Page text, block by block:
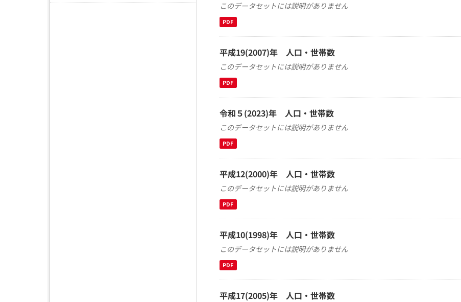
このデータセットには説明がありません
PDF
平成19(2007)年 人口・世帯数
このデータセットには説明がありません
PDF
令和５(2023)年 人口・世帯数
このデータセットには説明がありません
PDF
平成12(2000)年 人口・世帯数
このデータセットには説明がありません
PDF
平成10(1998)年 人口・世帯数
このデータセットには説明がありません
PDF
平成17(2005)年 人口・世帯数